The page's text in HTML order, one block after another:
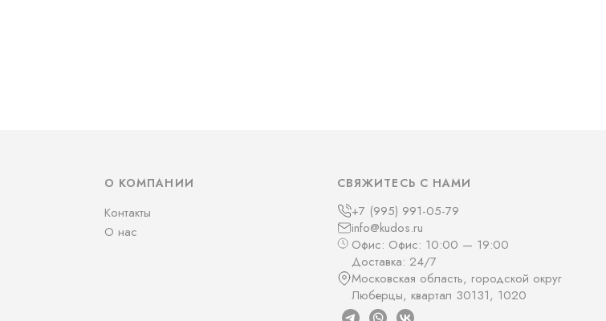
О КОМПАНИИ
Контакты
О нас
СВЯЖИТЕСЬ С НАМИ
+7 (995) 991-05-79
info@kudos.ru
Офис: Офис: 10:00 — 19:00
Доставка: 24/7
Московская область, городской округ
Люберцы, квартал 30131, 1020